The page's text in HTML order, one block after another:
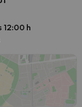
12:00 h